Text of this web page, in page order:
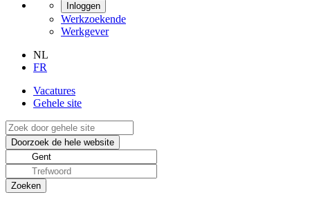
Inloggen
Werkzoekende
Werkgever
NL
FR
Vacatures
Gehele site